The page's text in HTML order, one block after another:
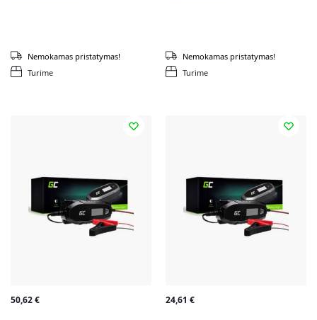
Turime
Nemokamas pristatymas!
Turime
Nemokamas pristatymas!
50,62€ 24,61 €